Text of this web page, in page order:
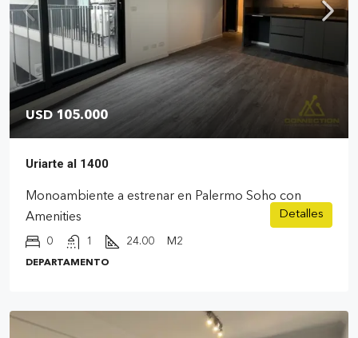
USD 105.000
Uriarte al 1400
Monoambiente a estrenar en Palermo Soho con
Amenities
0 1 24.00 M2
DEPARTAMENTO
Detalles